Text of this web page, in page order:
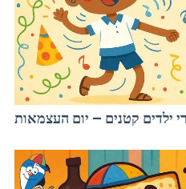
ילדים קטנים – יום העצמאות